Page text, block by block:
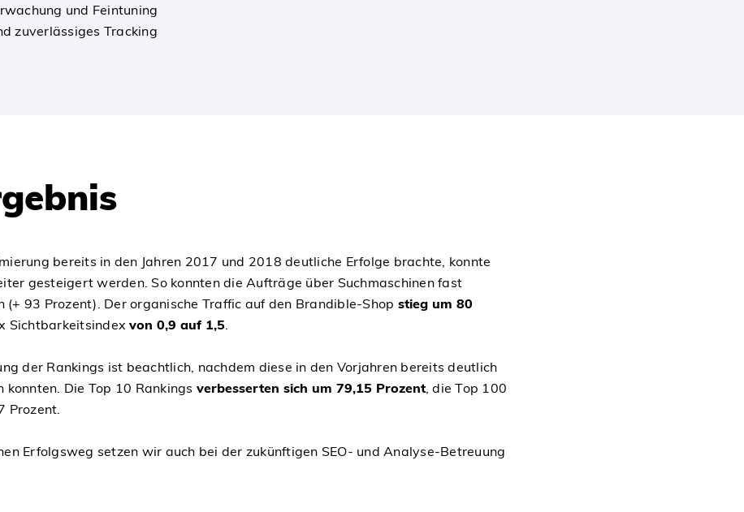
und Feintuning
zuverlässiges Tracking
bereits in den Jahren 2017 und 2018 deutliche Erfolge brachte, konnte
gesteigert werden. So konnten die Aufträge über Suchmaschinen fast
(+ 93 Prozent). Der organische Traffic auf den Brandible-Shop stieg um 80
Sichtbarkeitsindexvon 0,9 auf 1,5
der Rankings ist beachtlich, nachdem diese in den Vorjahren bereits deutlich
Die Top 10 Rankings verbesserten sich um 79,15 Prozent, die Top 100
Prozent.
Erfolgsweg setzen wir auch bei der zukünftigen SEO- und Analyse-Betreuung